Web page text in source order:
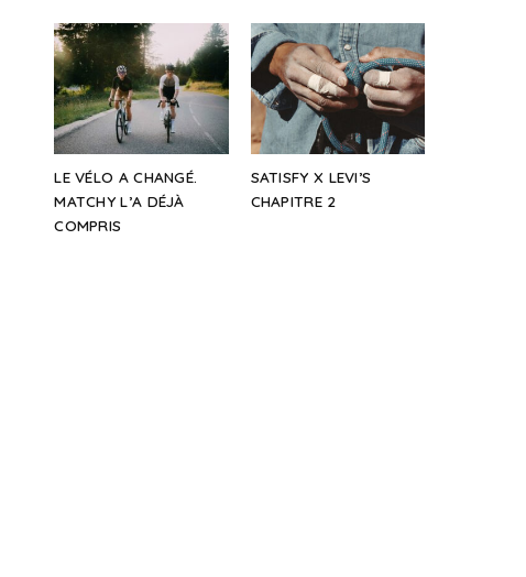
LE VÉLO A CHANGÉ.
MATCHY L’A DÉJÀ
COMPRIS
SATISFY X LEVI’S
CHAPITRE 2